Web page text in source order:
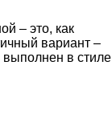
– это, как
вариант –
в стиле